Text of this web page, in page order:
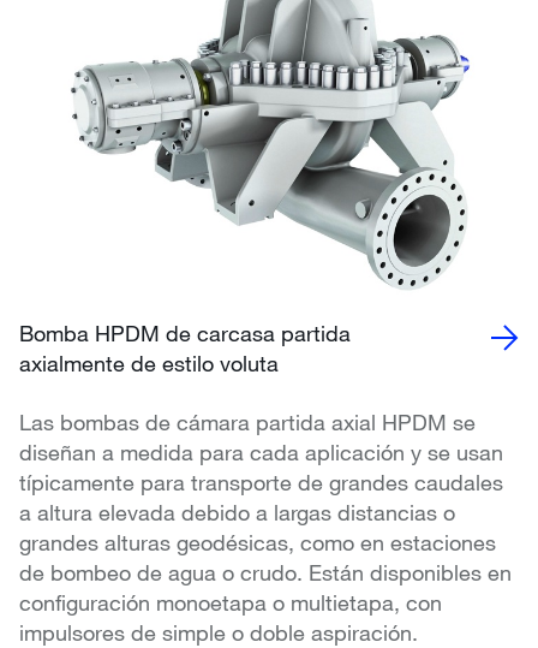
Bomba HPDM de carcasa partida
axialmente de estilo voluta
Las bombas de cámara partida axial HPDM se
diseñan a medida para cada aplicación y se usan
típicamente para transporte de grandes caudales
a altura elevada debido a largas distancias o
grandes alturas geodésicas, como en estaciones
de bombeo de agua o crudo. Están disponibles en
configuración monoetapa o multietapa, con
impulsores de simple o doble aspiración.